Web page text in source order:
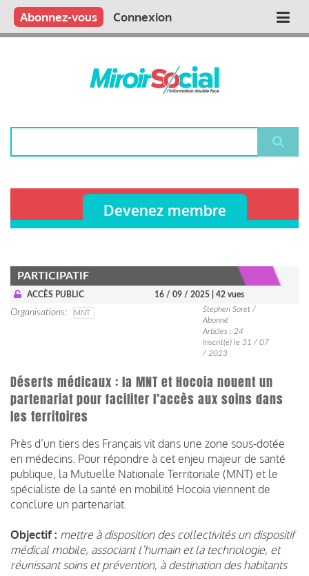
Aller
contenu
Main
Qui sommes nous ?
Vous publiez
Nous publions
Contactez-nous
Abonnez-vous Connexion
Devenez membre
PARTICIPATIF
ACCÈS PUBLIC 16 / 09 / 2025 | 42 vues
Organisations MNT
Stephen Soret /
Abonné
Articles : 24
Inscrit(e) le 31 / 07
/ 2023
Déserts médicaux : la MNT et Hocoia nouent un
partenariat pour faciliter l’accès aux soins dans
les territoires
Près d’un tiers des Français vit dans une zone sous-dotée
en médecins. Pour répondre à cet enjeu majeur de santé
publique, la Mutuelle Nationale Territoriale (MNT) et le
spécialiste de la santé en mobilité Hocoia viennent de
conclure un partenariat.
Objectif : mettre à disposition des collectivités un dispositif
médical mobile, associant l’humain et la technologie, et
réunissant soins et prévention, à destination des habitants